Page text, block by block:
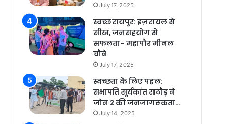
July 17, 2025
स्वच्छ रायपुर: इज़रायल से
सीख, जनसहयोग से
सफलता- महापौर मीनल
चौबे
July 17, 2025
स्वच्छता के लिए पहल:
सभापति सूर्यकांत राठौड़ ने
जोन 2 की जनजागरूकता…
July 14, 2025